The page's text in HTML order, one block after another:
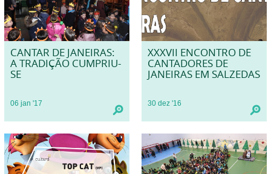
CANTAR DE JANEIRAS:
A TRADIÇÃO CUMPRIU-
SE
06 jan '17
XXXVII ENCONTRO DE
CANTADORES DE
JANEIRAS EM SALZEDAS
30 dez '16